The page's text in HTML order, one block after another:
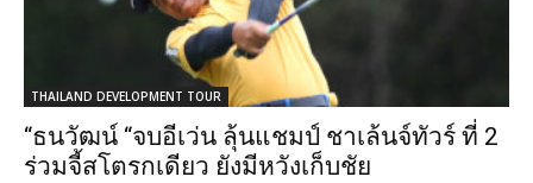
THAILAND DEVELOPMENT TOUR
“ธนวัฒน์ “จบอีเว่น ลุ้นแชมป์ ชาเล้นจ์ทัวร์ ที่ 2
ร่วมจี้สโตรกเดียว ยังมีหวังเก็บชัย